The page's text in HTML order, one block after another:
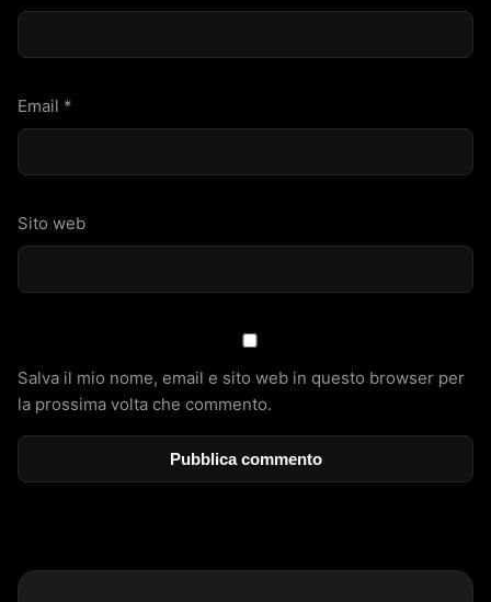
Email *
Sito web
Salva il mio nome, email e sito web in questo browser per
la prossima volta che commento.